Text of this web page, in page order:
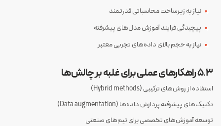
نیاز به زیرساخت محاسباتی قدرتمند
پیچیدگی فرایند آموزش مدل‌های پیشرفته
نیاز به حجم بالای داده‌های تجربی معتبر
۵.۳ راهکارهای عملی برای غلبه بر چالش‌ها
استفاده از روش‌های ترکیبی (Hybrid methods)
تکنیک‌های پیشرفته پردازش داده‌ها (Data augmentation)
توسعه آموزش‌های تخصصی برای تیم‌های صنعتی